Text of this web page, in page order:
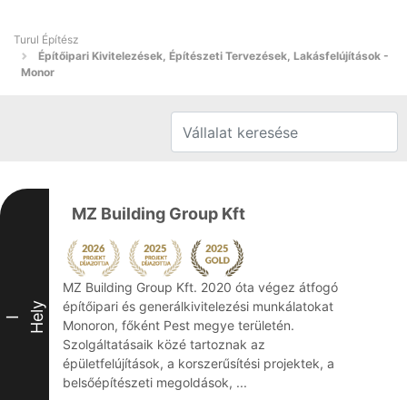
Turul Építész
Építőipari Kivitelezések, Építészeti Tervezések, Lakásfelújítások -
Monor
I Hely
MZ Building Group Kft
MZ Building Group Kft. 2020 óta végez átfogó
építőipari és generálkivitelezési munkálatokat
Monoron, főként Pest megye területén.
Szolgáltatásaik közé tartoznak az
épületfelújítások, a korszerűsítési projektek, a
belsőépítészeti megoldások, ...